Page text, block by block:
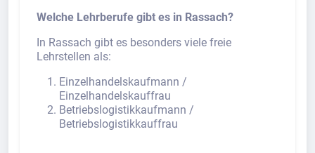
Welche Lehrberufe gibt es in Rassach?
In Rassach gibt es besonders viele freie
Lehrstellen als:
Einzelhandelskaufmann /
Einzelhandelskauffrau
Betriebslogistikkaufmann /
Betriebslogistikkauffrau